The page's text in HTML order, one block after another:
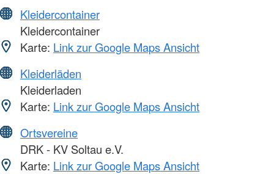
Kleidercontainer
Kleidercontainer
Karte: Link zur Google Maps Ansicht
Kleiderläden
Kleiderladen
Karte: Link zur Google Maps Ansicht
Ortsvereine
DRK - KV Soltau e.V.
Karte: Link zur Google Maps Ansicht